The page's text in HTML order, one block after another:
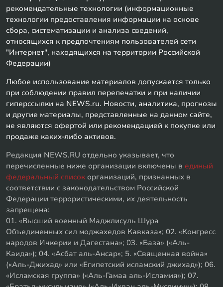
рекомендательные технологии (информационные
технологии предоставления информации на основе
сбора, систематизации и анализа сведений,
относящихся к предпочтениям пользователей сети
"Интернет", находящихся на территории Российской
Федерации)
Любое использование материалов допускается только
при соблюдении правил перепечатки и при наличии
гиперссылки на NEWS.ru. Новости, аналитика, прогнозы
и другие материалы, представленные на данном сайте,
не являются офертой или рекомендацией к покупке или
продаже каких-либо активов.
Редакция NEWS.RU отдельно указывает, что
перечисленные ниже организации включены в единый
федеральный список организаций, признанных в
соответствии с законодательством Российской
Федерации террористическими, их деятельность
запрещена:
01. «Высший военный Маджлисуль Шура
Объединенных сил моджахедов Кавказа»; 02. «Конгресс
народов Ичкерии и Дагестана»; 03. «База» («Аль-
Каида»); 04. «Асбат аль-Ансар»; 5. «Священная война»
(«Аль-Джихад» или «Египетский исламский джихад»); 06.
«Исламская группа» («Аль-Гамаа аль-Исламия»); 07.